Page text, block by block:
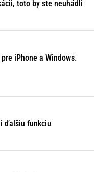
toto by ste neuhádli
iPhone a Windows.
ďalšiu funkciu